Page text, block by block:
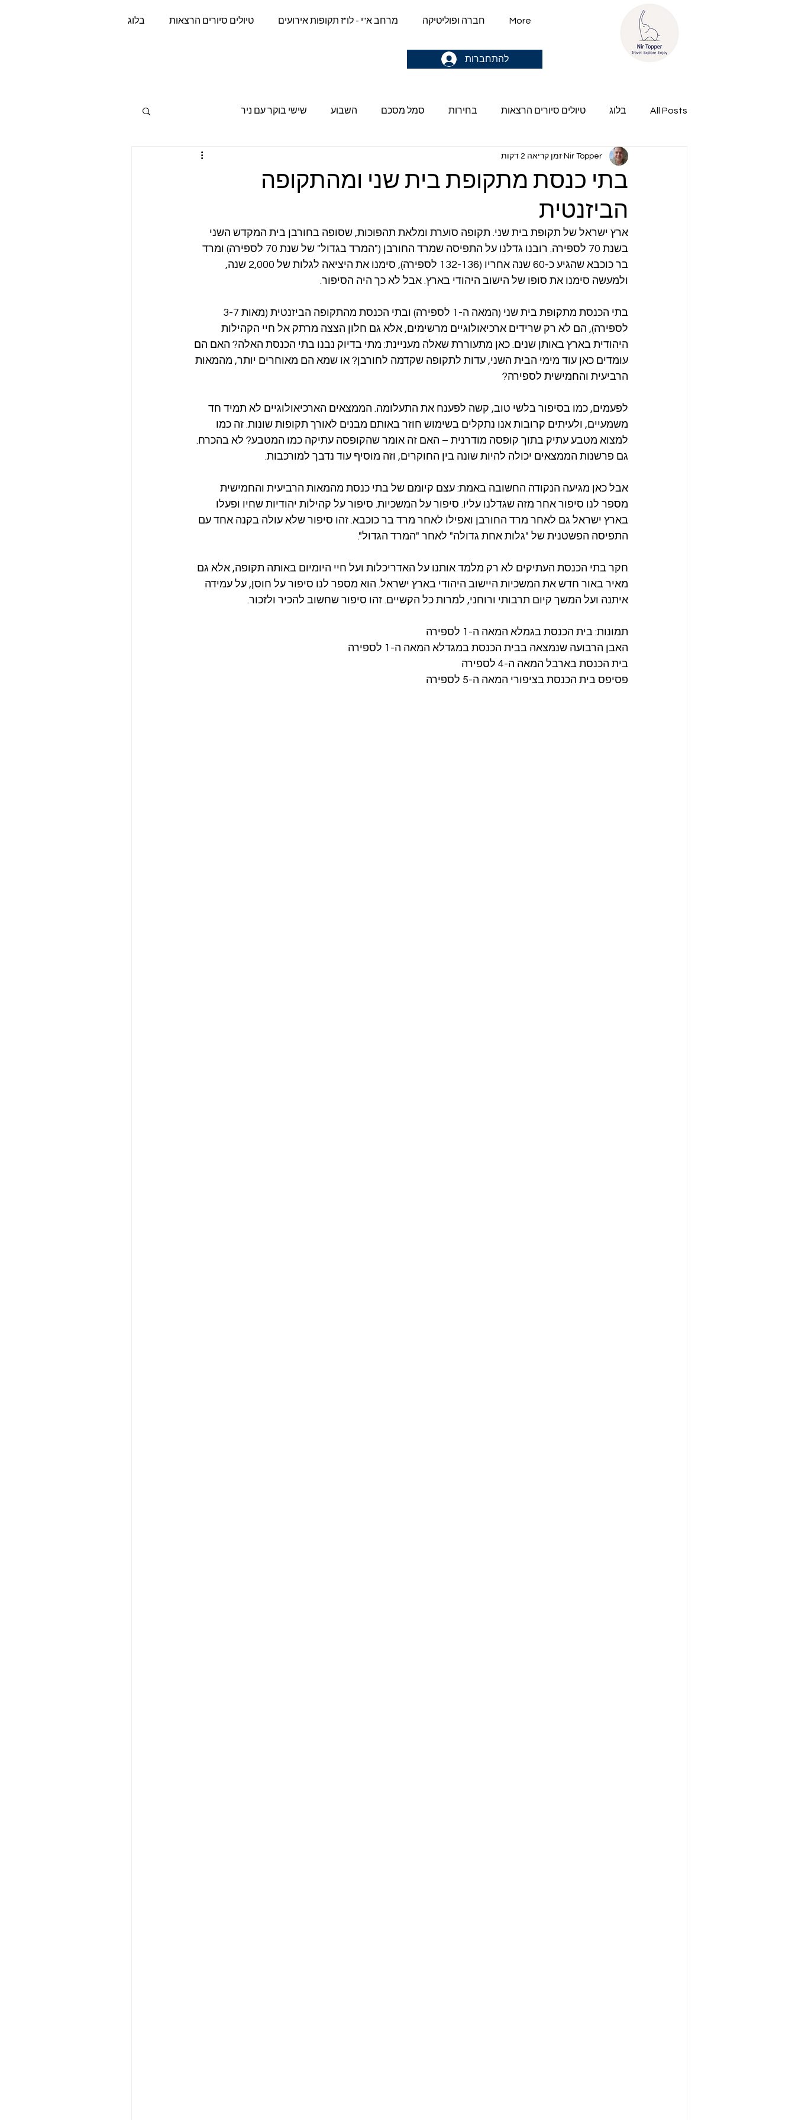
בלוג טיולים סיורים הרצאות מרחב א"י - לו"ז תקופות אירועים חברה ופוליטיקה More
להתחברות
All Posts בלוג טיולים סיורים הרצאות בחירות סמל מסכם השבוע שישי בוקר עם ניר
פרשת השבוע של ניר
בתי כנסת מתקופת בית שני ומהתקופה
הביזנטית
Nir Topper זמן קריאה 2 דקות
ארץ ישראל של תקופת בית שני. תקופה סוערת ומלאת תהפוכות, שסופה בחורבן בית המקדש השני
בשנת 70 לספירה. רובנו גדלנו על התפיסה שמרד החורבן ("המרד בגדול" של שנת 70 לספירה) ומרד
בר כוכבא שהגיע כ-60 שנה אחריו (132-136 לספירה), סימנו את היציאה לגלות של 2,000 שנה,
ולמעשה סימנו את סופו של הישוב היהודי בארץ. אבל לא כך היה הסיפור.
לספירה), הם לא רק שרידים ארכיאולוגיים מרשימים, אלא גם חלון הצצה מרתק אל חיי הקהילות
היהודית בארץ באותן שנים. כאן מתעוררת שאלה מעניינת: מתי בדיוק נבנו בתי הכנסת האלה? האם הם
עומדים כאן עוד מימי הבית השני, עדות לתקופה שקדמה לחורבן? או שמא הם מאוחרים יותר, מהמאות
הרביעית והחמישית לספירה?
לפעמים, כמו בסיפור בלשי טוב, קשה לפענח את התעלומה. הממצאים הארכיאולוגיים לא תמיד חד
משמעיים, ולעיתים קרובות אנו נתקלים בשימוש חוזר באותם מבנים לאורך תקופות שונות. זה כמו
למצוא מטבע עתיק בתוך קופסה מודרנית – האם זה אומר שהקופסה עתיקה כמו המטבע? לא בהכרח.
גם פרשנות הממצאים יכולה להיות שונה בין החוקרים, וזה מוסיף עוד נדבך למורכבות.
אבל כאן מגיעה הנקודה החשובה באמת: עצם קיומם של בתי כנסת מהמאות הרביעית והחמישית
מספר לנו סיפור אחר מזה שגדלנו עליו. סיפור על המשכיות. סיפור על קהילות יהודיות שחיו ופעלו
בארץ ישראל גם לאחר מרד החורבן ואפילו לאחר מרד בר כוכבא. זהו סיפור שלא עולה בקנה אחד עם
התפיסה הפשטנית של "גלות אחת גדולה" לאחר "המרד הגדול".
חקר בתי הכנסת העתיקים לא רק מלמד אותנו על האדריכלות ועל חיי היומיום באותה תקופה, אלא גם
מאיר באור חדש את המשכיות היישוב היהודי בארץ ישראל. הוא מספר לנו סיפור על חוסן, על עמידה
איתנה ועל המשך קיום תרבותי ורוחני, למרות כל הקשיים. זהו סיפור שחשוב להכיר ולזכור.
תמונות: בית הכנסת בגמלא המאה ה-1 לספירה
האבן הרבועה שנמצאה בבית הכנסת במגדלא המאה ה-1 לספירה
בית הכנסת בארבל המאה ה-4 לספירה
פסיפס בית הכנסת בציפורי המאה ה-5 לספירה